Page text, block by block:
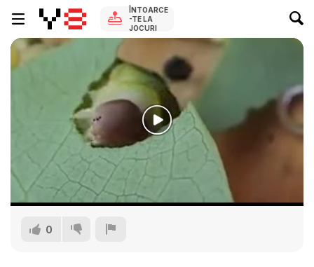
ÎNTOARCE
-TE LA
JOCURI
0